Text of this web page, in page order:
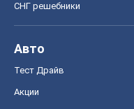
СНГ решебники
Авто
Тест Драйв
Акции